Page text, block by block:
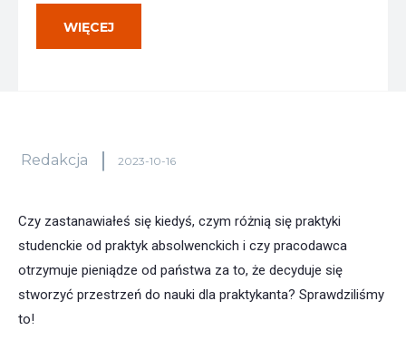
WIĘCEJ
Redakcja 2023-10-16
Czy zastanawiałeś się kiedyś, czym różnią się praktyki
studenckie od praktyk absolwenckich i czy pracodawca
otrzymuje pieniądze od państwa za to, że decyduje się
stworzyć przestrzeń do nauki dla praktykanta? Sprawdziliśmy
to!